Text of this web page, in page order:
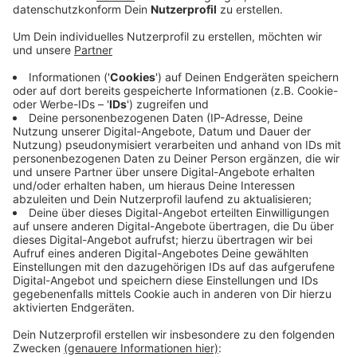
gestern für Sperrung und Staus gesorgt.
Veröffentlicht:Mittwoch, 27.10.2021 06:42
Anzeige
Auf der A57 müssen Autofahrer nicht mehr das Kreuz
Meerbusch umfahren. Gestern waren auch die
Düsseldorf-Pendler aus dem Kreis von einer Sperrung
überrascht worden. Nichts ging mehr, weil ein Kran in
Autobahnnähe gesichert werden musste. Er hatte
seine Gegengewichte verloren und war nicht mehr
standfest. Seit der Nacht wird das Kreuz Meerbusch
schrittweise wieder freigegeben. Aktuell ist nur noch
eine Spur Richtung Nimwegen gesperrt, so dass hier
nur zwei statt drei Fahrbahnen frei sind.
Anzeige